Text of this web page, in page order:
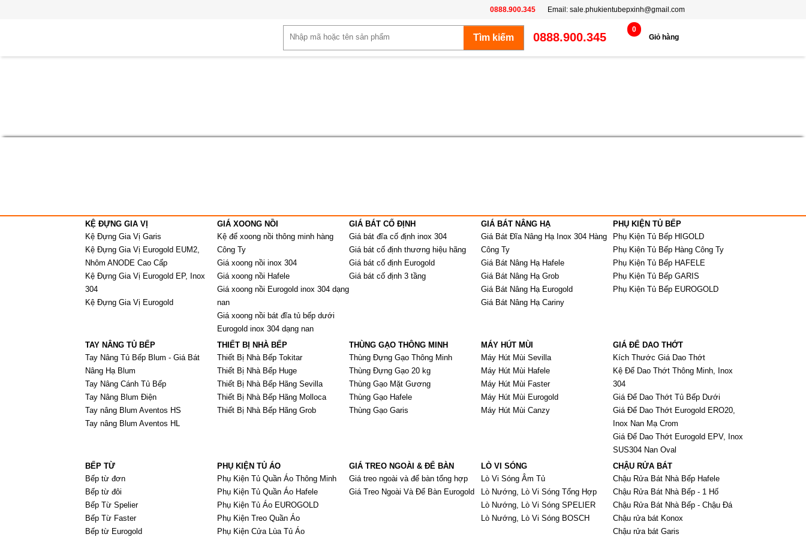
0888.900.345 Email: sale.phukientubepxinh@gmail.com
0888.900.345
0
Giỏ hàng
KỆ ĐỰNG GIA VỊ
Kệ Đựng Gia Vị Garis
Kệ Đựng Gia Vị Eurogold EUM2,
Nhôm ANODE Cao Cấp
Kệ Đựng Gia Vị Eurogold EP, Inox
304
Kệ Đựng Gia Vị Eurogold
GIÁ XOONG NỒI
Kệ để xoong nồi thông minh hàng
Công Ty
Giá xoong nồi inox 304
Giá xoong nồi Hafele
Giá xoong nồi Eurogold inox 304 dạng
nan
Giá xoong nồi bát đĩa tủ bếp dưới
Eurogold inox 304 dạng nan
GIÁ BÁT CỐ ĐỊNH
Giá bát đĩa cố định inox 304
Giá bát cố định thương hiệu hãng
Giá bát cố định Eurogold
Giá bát cố định 3 tầng
GIÁ BÁT NÂNG HẠ
Giá Bát Đĩa Nâng Hạ Inox 304 Hàng
Công Ty
Giá Bát Nâng Hạ Hafele
Giá Bát Nâng Hạ Grob
Giá Bát Nâng Hạ Eurogold
Giá Bát Nâng Hạ Cariny
PHỤ KIỆN TỦ BẾP
Phụ Kiện Tủ Bếp HIGOLD
Phụ Kiện Tủ Bếp Hàng Công Ty
Phụ Kiện Tủ Bếp HAFELE
Phụ Kiện Tủ Bếp GARIS
Phụ Kiện Tủ Bếp EUROGOLD
TAY NÂNG TỦ BẾP
Tay Nâng Tủ Bếp Blum - Giá Bát
Nâng Hạ Blum
Tay Nâng Cánh Tủ Bếp
Tay Nâng Blum Điện
Tay nâng Blum Aventos HS
Tay nâng Blum Aventos HL
THIẾT BỊ NHÀ BẾP
Thiết Bị Nhà Bếp Tokitar
Thiết Bị Nhà Bếp Huge
Thiết Bị Nhà Bếp Hãng Sevilla
Thiết Bị Nhà Bếp Hãng Molloca
Thiết Bị Nhà Bếp Hãng Grob
THÙNG GẠO THÔNG MINH
Thùng Đựng Gạo Thông Minh
Thùng Đựng Gạo 20 kg
Thùng Gạo Mặt Gương
Thùng Gạo Hafele
Thùng Gạo Garis
MÁY HÚT MÙI
Máy Hút Mùi Sevilla
Máy Hút Mùi Hafele
Máy Hút Mùi Faster
Máy Hút Mùi Eurogold
Máy Hút Mùi Canzy
GIÁ ĐỂ DAO THỚT
Kích Thước Giá Dao Thớt
Kệ Để Dao Thớt Thông Minh, Inox
304
Giá Để Dao Thớt Tủ Bếp Dưới
Giá Để Dao Thớt Eurogold ERO20,
Inox Nan Mạ Crom
Giá Để Dao Thớt Eurogold EPV, Inox
SUS304 Nan Oval
BẾP TỪ
Bếp từ đơn
Bếp từ đôi
Bếp Từ Spelier
Bếp Từ Faster
Bếp từ Eurogold
PHỤ KIỆN TỦ ÁO
Phụ Kiện Tủ Quần Áo Thông Minh
Phụ Kiện Tủ Quần Áo Hafele
Phụ Kiện Tủ Áo EUROGOLD
Phụ Kiện Treo Quần Áo
Phụ Kiện Cửa Lùa Tủ Áo
GIÁ TREO NGOÀI & ĐỂ BÀN
Giá treo ngoài và để bàn tổng hợp
Giá Treo Ngoài Và Để Bàn Eurogold
LÒ VI SÓNG
Lò Vi Sóng Âm Tủ
Lò Nướng, Lò Vi Sóng Tổng Hợp
Lò Nướng, Lò Vi Sóng SPELIER
Lò Nướng, Lò Vi Sóng BOSCH
CHẬU RỬA BÁT
Chậu Rửa Bát Nhà Bếp Hafele
Chậu Rửa Bát Nhà Bếp - 1 Hố
Chậu Rửa Bát Nhà Bếp - Chậu Đá
Chậu rửa bát Konox
Chậu rửa bát Garis